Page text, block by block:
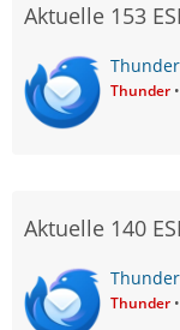
Aktuelle 153
Thunder
Aktuelle 140
Thunder